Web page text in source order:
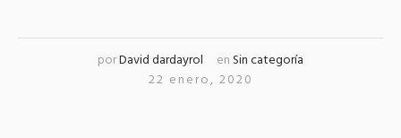
porDavid dardayrol en Sin categoría
22 enero, 2020